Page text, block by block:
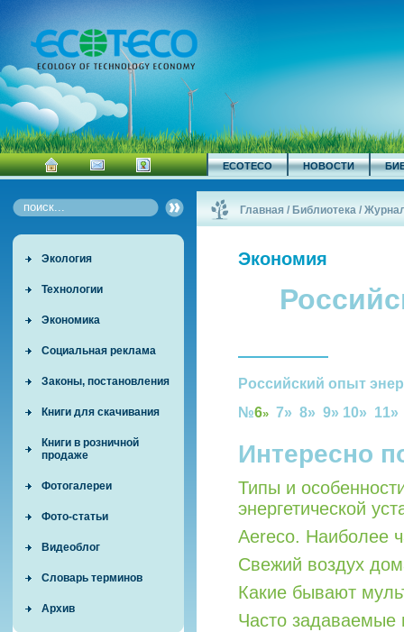
ECOTECO НОВОСТИ
Экология
Технологии
Экономика
Социальная реклама
Законы, постановления
Книги для скачивания
Книги в розничной
продаже
Фотогалереи
Фото-статьи
Видеоблог
Словарь терминов
Архив
Главная / Библиотека /
Экономия
Российский опыт
№6» 7» 8» 9» 10»
Интересно
Типы и
энергетической
Aereco. Наиболее
Свежий воздух
Какие бывают
Часто задаваемые